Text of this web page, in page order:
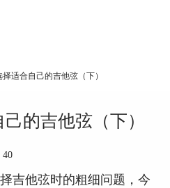
适合自己的吉他弦（下）
的吉他弦（下）
40
吉他弦时的粗细问题，今